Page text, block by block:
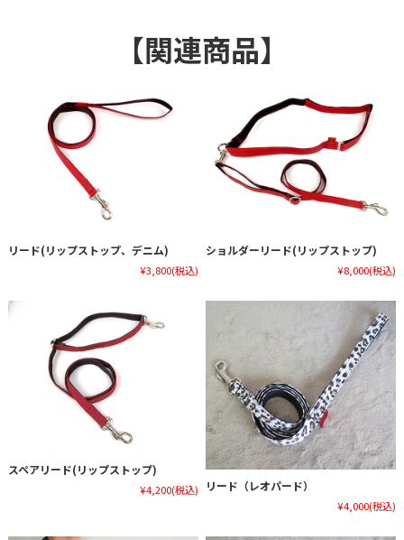
【関連商品】
リード(リップストップ、デニム)
¥3,800(税込)
ショルダーリード(リップストップ)
¥8,000(税込)
スペアリード(リップストップ)
¥4,200(税込) リード（レオパード）
¥4,000(税込)